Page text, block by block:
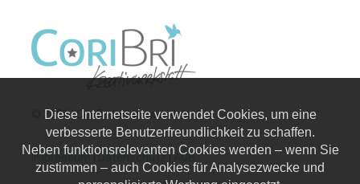
© 2026 | CoriBri Kreativwerkstatt
Impressum|Datenschutz|AGB
Diese Internetseite verwendet Cookies, um eine
verbesserte Benutzerfreundlichkeit zu schaffen.
Neben funktionsrelevanten Cookies werden – wenn Sie
zustimmen – auch Cookies für Analysezwecke und